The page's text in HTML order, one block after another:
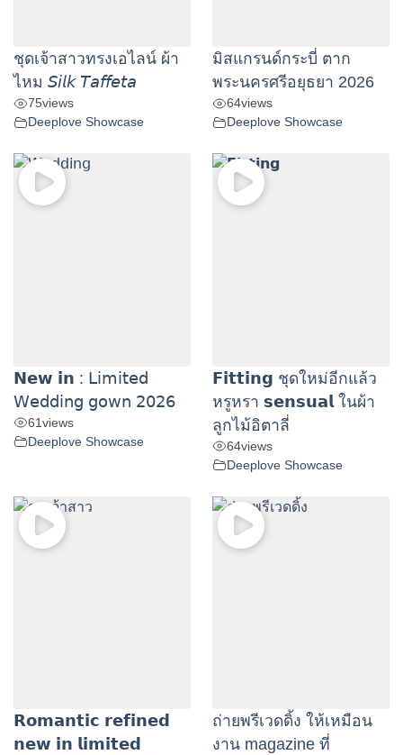
ชุดเจ้าสาวทรงเอไลน์ ผ้า
ไหม 𝘚𝘪𝘭𝘬 𝘛𝘢𝘧𝘧𝘦𝘵𝘢
75views
Deeplove Showcase
มิสแกรนด์กระบี่ ตาก
พระนครศรีอยุธยา 2026
64views
Deeplove Showcase
𝗡𝗲𝘄 𝗶𝗻 : 𝖫𝗂𝗆𝗂𝗍𝖾𝖽
𝖶𝖾𝖽𝖽𝗂𝗇𝗀 𝗀𝗈𝗐𝗇 𝟤𝟢𝟤𝟨
61views
Deeplove Showcase
𝗙𝗶𝘁𝘁𝗶𝗻𝗴 ชุดใหม่อีกแล้ว
หรูหรา 𝘀𝗲𝗻𝘀𝘂𝗮𝗹 ในผ้า
ลูกไม้อิตาลี่
64views
Deeplove Showcase
𝗥𝗼𝗺𝗮𝗻𝘁𝗶𝗰 𝗿𝗲𝗳𝗶𝗻𝗲𝗱
𝗻𝗲𝘄 𝗶𝗻 𝗹𝗶𝗺𝗶𝘁𝗲𝗱
ถ่ายพรีเวดดิ้ง ให้เหมือน
งาน magazine ที่